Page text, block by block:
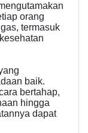
orang
termasuk
baik.
bertahap,
hingga
dapat